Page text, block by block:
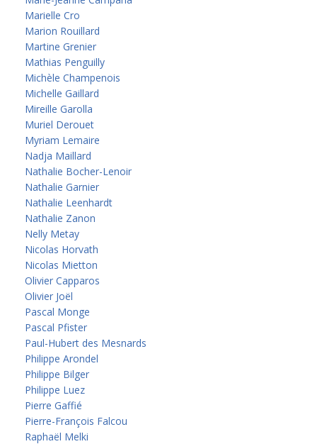
Marielle Cro
Marion Rouillard
Martine Grenier
Mathias Penguilly
Michèle Champenois
Michelle Gaillard
Mireille Garolla
Muriel Derouet
Myriam Lemaire
Nadja Maillard
Nathalie Bocher-Lenoir
Nathalie Garnier
Nathalie Leenhardt
Nathalie Zanon
Nelly Metay
Nicolas Horvath
Nicolas Mietton
Olivier Capparos
Olivier Joël
Pascal Monge
Pascal Pfister
Paul-Hubert des Mesnards
Philippe Arondel
Philippe Bilger
Philippe Luez
Pierre Gaffié
Pierre-François Falcou
Raphaël Melki